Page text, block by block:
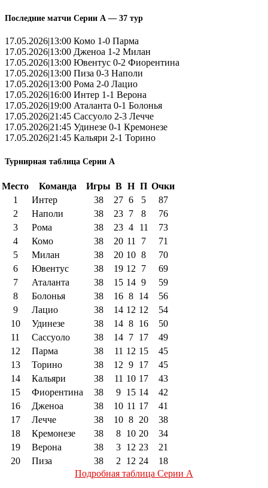
Последние матчи Серии А — 37 тур
17.05.2026|13:00 Комо 1-0 Парма
17.05.2026|13:00 Дженоа 1-2 Милан
17.05.2026|13:00 Ювентус 0-2 Фиорентина
17.05.2026|13:00 Пиза 0-3 Наполи
17.05.2026|13:00 Рома 2-0 Лацио
17.05.2026|16:00 Интер 1-1 Верона
17.05.2026|19:00 Аталанта 0-1 Болонья
17.05.2026|21:45 Сассуоло 2-3 Лечче
17.05.2026|21:45 Удинезе 0-1 Кремонезе
17.05.2026|21:45 Кальяри 2-1 Торино
Турнирная таблица Серии А
Место Команда Игры В Н П Очки
1
Интер 38 27 6 5
87
2
Наполи 38 23 7 8
76
3
Рома 38 23 4 11
73
4
Комо 38 20 11 7
71
5
Милан 38 20 10 8
70
6
Ювентус 38 19 12 7
69
7
Аталанта 38 15 14 9
59
8
Болонья 38 16 8 14
56
9
Лацио 38 14 12 12
54
10
Удинезе 38 14 8 16
50
11
Сассуоло 38 14 7 17
49
12
Парма 38 11 12 15
45
13
Торино 38 12 9 17
45
14
Кальяри 38 11 10 17
43
15
Фиорентина 38 9 15 14
42
16
Дженоа 38 10 11 17
41
17
Лечче 38 10 8 20
38
18
Кремонезе 38 8 10 20
34
19
Верона 38 3 12 23
21
20
Пиза 38 2 12 24
18
Подробная таблица Серии А